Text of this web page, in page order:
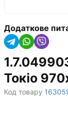
Додаткове
Токіо
Код товару